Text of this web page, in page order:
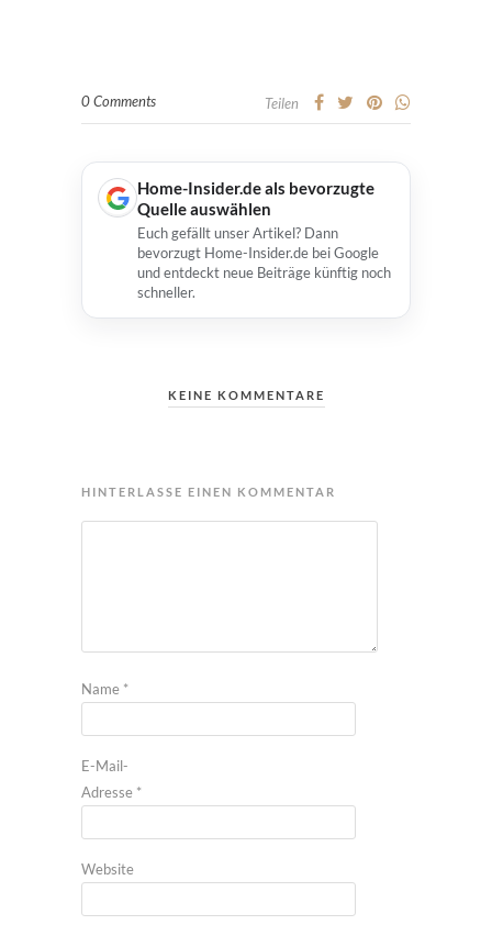
0 Comments Teilen
Home-Insider.de als bevorzugte
Quelle auswählen
Euch gefällt unser Artikel? Dann
bevorzugt Home-Insider.de bei Google
und entdeckt neue Beiträge künftig noch
schneller.
KEINE KOMMENTARE
HINTERLASSE EINEN KOMMENTAR
Name *
E-Mail-
Adresse *
Website